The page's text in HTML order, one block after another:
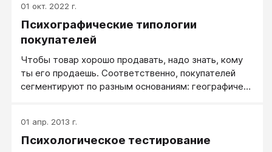
чувствующего и интуитивного, которые варьируют
в зависимости от общей установки и тем самым
дают в итоге восемь вариантов".
01 окт. 2022 г.
Психографические типологии
покупателей
Чтобы товар хорошо продавать, надо знать, кому
ты его продаешь. Соответственно, покупателей
сегментируют по разным основаниям: географиче­
01 апр. 2013 г.
Психологическое тестирование